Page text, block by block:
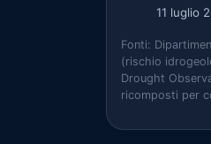
11 luglio
Fonti:
(rischio
Drought
ricomposti per